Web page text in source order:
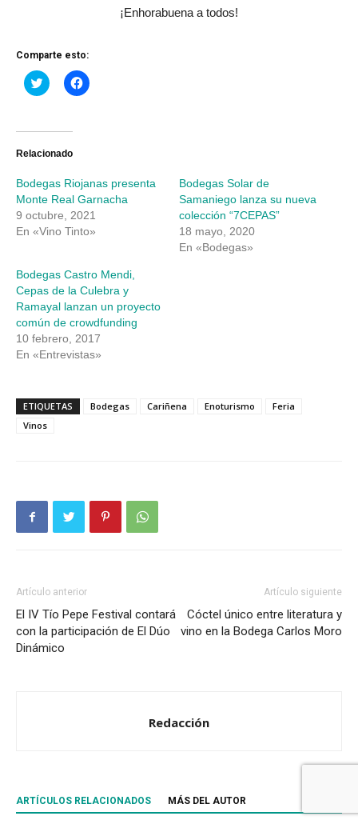
¡Enhorabuena a todos!
Comparte esto:
Haz
clic
Twitter
abre
ventana
nueva)
Haz
clic
ventana
nueva)
Relacionado
Bodegas Riojanas presenta
Monte Real Garnacha
9 octubre, 2021
En «Vino Tinto»
Bodegas Solar de
Samaniego lanza su nueva
colección “7CEPAS”
18 mayo, 2020
En «Bodegas»
Bodegas Castro Mendi,
Cepas de la Culebra y
Ramayal lanzan un proyecto
común de crowdfunding
10 febrero, 2017
En «Entrevistas»
ETIQUETAS Bodegas Cariñena Enoturismo
Feria
Vinos
Artículo anterior
El IV Tío Pepe Festival contará
con la participación de El Dúo
Dinámico
Artículo siguiente
Cóctel único entre literatura y
vino en la Bodega Carlos Moro
Redacción
ARTÍCULOS RELACIONADOS MÁS DEL AUTOR